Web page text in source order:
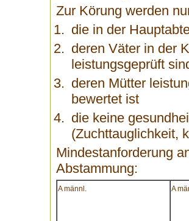
Zur Körung werden
die in der
deren Väter in der
leistungsgeprüft
deren Mütter
bewertet ist
die keine
(Zuchttauglichkeit,
Mindestanforderung
Abstammung:
A männl. A